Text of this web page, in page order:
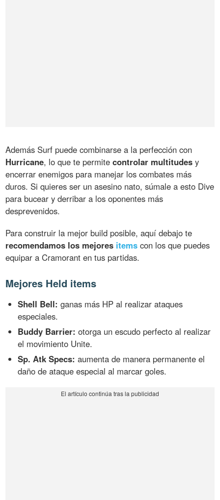
Además Surf puede combinarse a la perfección con
Hurricane, lo que te permitecontrolar multitudes y
encerrar enemigos para manejar los combates más
duros. Si quieres ser un asesino nato, súmale a esto Dive
para bucear y derribar a los oponentes más
desprevenidos.
Para construir la mejor build posible, aquí debajo te
recomendamos los mejores items con los que puedes
equipar a Cramorant en tus partidas.
Mejores Held items
Shell Bell: ganas más HP al realizar ataques
especiales.
Buddy Barrier: otorga un escudo perfecto al realizar
el movimiento Unite.
Sp. Atk Specs: aumenta de manera permanente el
daño de ataque especial al marcar goles.